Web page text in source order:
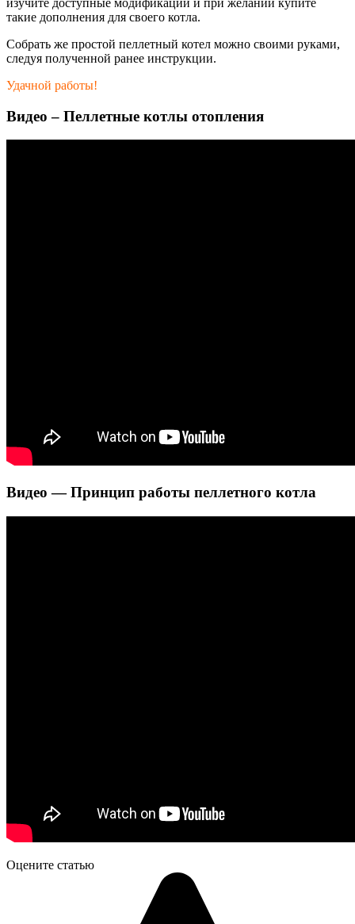
изучите доступные модификации и при желании купите
такие дополнения для своего котла.
Собрать же простой пеллетный котел можно своими руками,
следуя полученной ранее инструкции.
Удачной работы!
Видео – Пеллетные котлы отопления
Видео — Принцип работы пеллетного котла
Оцените статью